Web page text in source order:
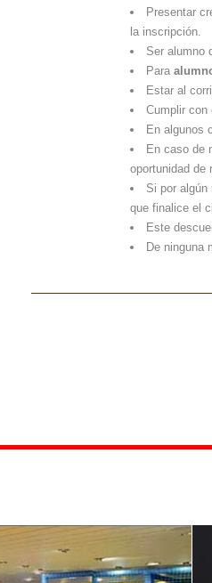
Presentar
la inscripción.
Ser alumno
Para
Estar al
Cumplir con
En algunos
En caso de
oportunidad de
Si por
que finalice el
Este
De ninguna